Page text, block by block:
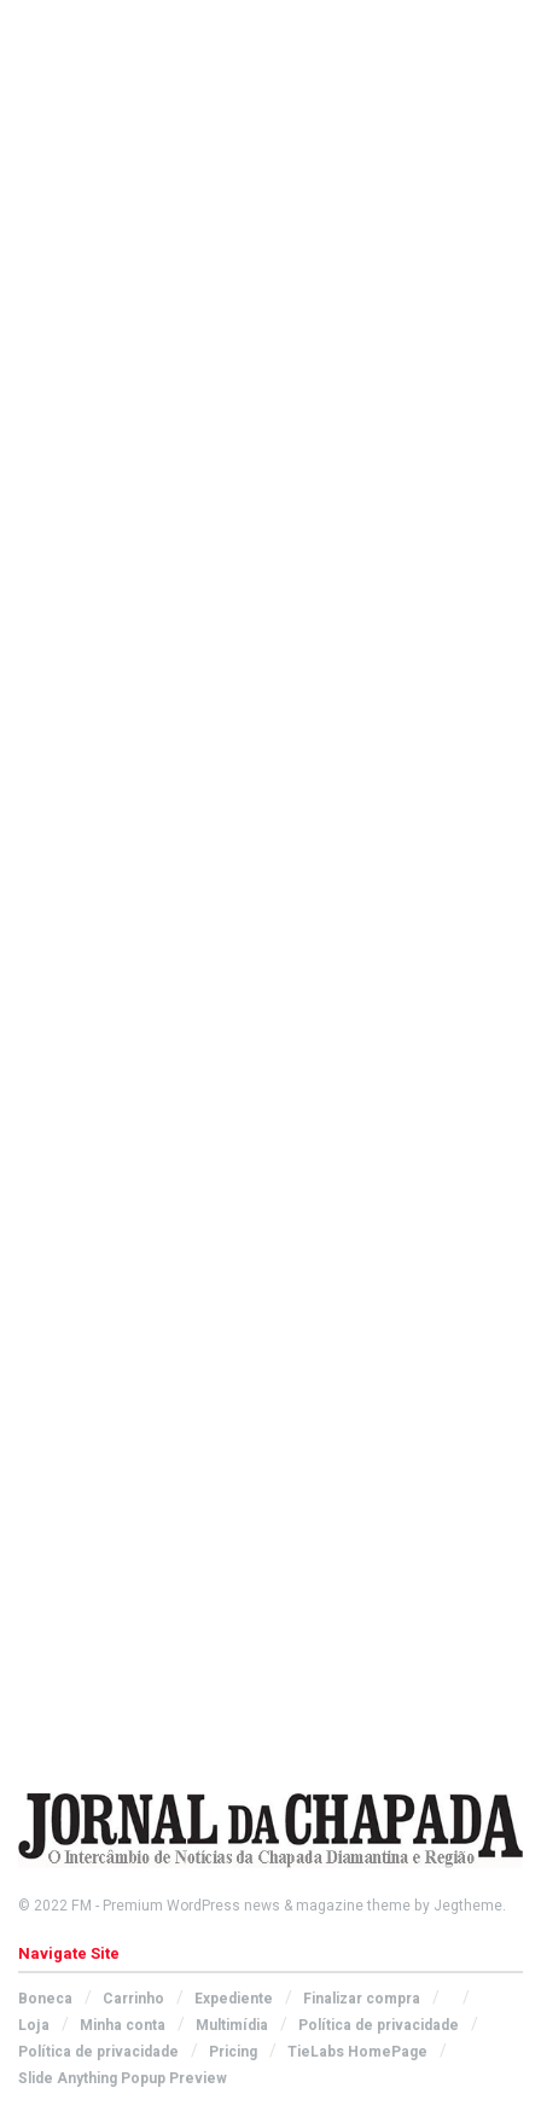
© 2022 FM - Premium WordPress news & magazine theme by Jegtheme.
Navigate Site
Boneca Carrinho Expediente
Finalizar compra
Loja
Minha conta Multimídia
Política de privacidade
Política de privacidade
Pricing
TieLabs HomePage
Slide Anything Popup Preview